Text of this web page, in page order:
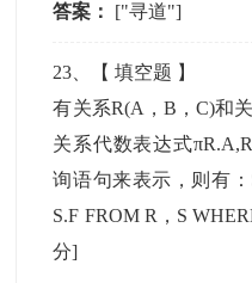
答案： ["寻道"]
23 、【填空题 】
有关系R(A，B，C)和
关系代数表达式
询语句来表示，则有：
S.F FROM R，S
分]